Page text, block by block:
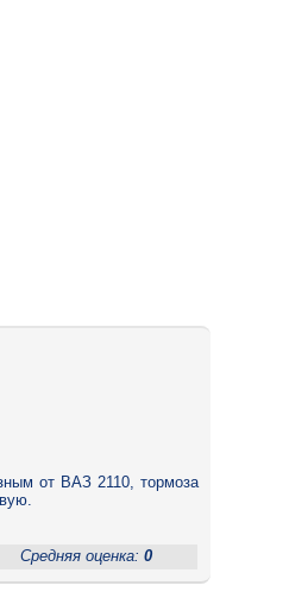
от ВАЗ 2110, тормоза
Средняя оценка: 0